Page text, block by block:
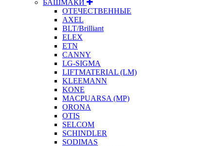
БАШМАКИ
ОТЕЧЕСТВЕННЫЕ
AXEL
BLT/Brilliant
ELEX
ETN
CANNY
LG-SIGMA
LIFTMATERIAL (LM)
KLEEMANN
KONE
MACPUARSA (MP)
ORONA
OTIS
SELCOM
SCHINDLER
SODIMAS